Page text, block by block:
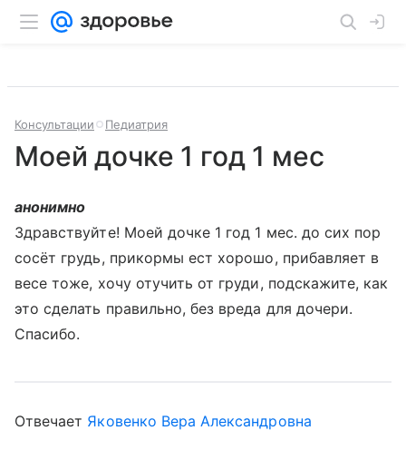
Консультации Педиатрия
Моей дочке 1 год 1 мес
анонимно
Здравствуйте! Моей дочке 1 год 1 мес. до сих пор
сосёт грудь, прикормы ест хорошо, прибавляет в
весе тоже, хочу отучить от груди, подскажите, как
это сделать правильно, без вреда для дочери.
Спасибо.
Отвечает Яковенко Вера Александровна